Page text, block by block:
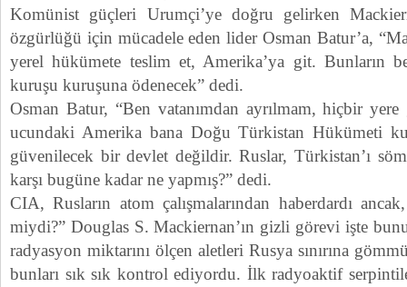
Komünist güçleri Urumçi’ye doğru gelirken
özgürlüğü için mücadele eden lider Osman Batur’a,
yerel hükümete teslim et, Amerika’ya git. Bunların
kuruşu kuruşuna ödenecek” dedi.
Osman Batur, “Ben vatanımdan ayrılmam, hiçbir
ucundaki Amerika bana Doğu Türkistan Hükümeti
güvenilecek bir devlet değildir. Ruslar, Türkistan’ı
karşı bugüne kadar ne yapmış?” dedi.
CIA, Rusların atom çalışmalarından haberdardı
miydi?” Douglas S. Mackiernan’ın gizli görevi işte
radyasyon miktarını ölçen aletleri Rusya sınırına
bunları sık sık kontrol ediyordu. İlk radyoaktif